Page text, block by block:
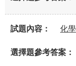
化學